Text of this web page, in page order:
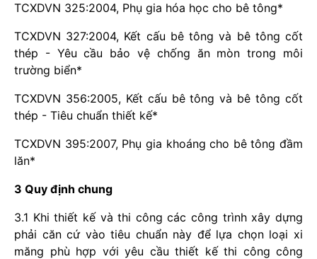
TCXDVN 325:2004, Phụ gia hóa học cho bê tông*
TCXDVN 327:2004, Kết cấu bê tông và bê tông cốt
thép - Yêu cầu bảo vệ chống ăn mòn trong môi
trường biển*
TCXDVN 356:2005, Kết cấu bê tông và bê tông cốt
thép - Tiêu chuẩn thiết kế*
TCXDVN 395:2007, Phụ gia khoáng cho bê tông đầm
lăn*
3 Quy định chung
3.1 Khi thiết kế và thi công các công trình xây dựng
phải căn cứ vào tiêu chuẩn này để lựa chọn loại xi
măng phù hợp với yêu cầu thiết kế thi công công